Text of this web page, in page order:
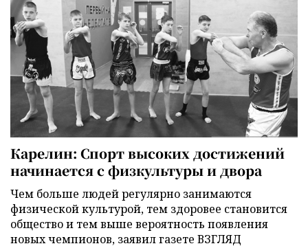
Карелин: Спорт высоких достижений
начинается с физкультуры и двора
Чем больше людей регулярно занимаются
физической культурой, тем здоровее становится
общество и тем выше вероятность появления
новых чемпионов, заявил газете ВЗГЛЯД